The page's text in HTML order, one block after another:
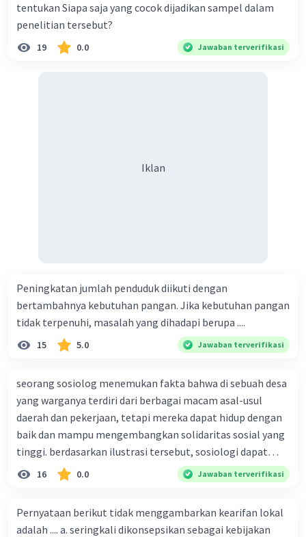
tentukan Siapa saja yang cocok dijadikan sampel dalam
penelitian tersebut?
19 0.0 Jawaban terverifikasi
Iklan
Peningkatan jumlah penduduk diikuti dengan
bertambahnya kebutuhan pangan. Jika kebutuhan pangan
tidak terpenuhi, masalah yang dihadapi berupa ....
15 5.0 Jawaban terverifikasi
seorang sosiolog menemukan fakta bahwa di sebuah desa
yang warganya terdiri dari berbagai macam asal-usul
daerah dan pekerjaan, tetapi mereka dapat hidup dengan
baik dan mampu mengembangkan solidaritas sosial yang
tinggi. berdasarkan ilustrasi tersebut, sosiologi dapat
berfungsi sebagai ilmu yang ....
16 0.0 Jawaban terverifikasi
Pernyataan berikut tidak menggambarkan kearifan lokal
adalah .... a. seringkali dikonsepsikan sebagai kebijakan